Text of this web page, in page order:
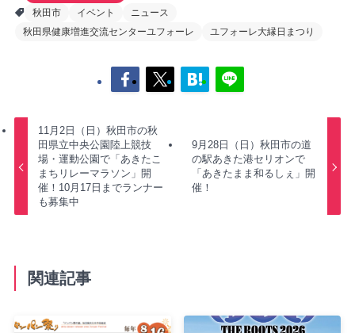
秋田市
イベント
ニュース
秋田県健康増進交流センターユフォーレ
ユフォーレ大縁日まつり
11月2日（日）秋田市の秋
田県立中央公園陸上競技
場・運動公園で「あきたこ
まちリレーマラソン」開
催！10月17日までランナー
も募集中
9月28日（日）秋田市の道
の駅あきた港セリオンで
「あきたまま和るしぇ」開
催！
関連記事